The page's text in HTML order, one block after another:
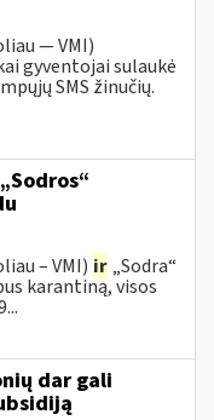
— VMI)
gyventojai sulaukė
SMS žinučių.
„Sodros“
– VMI) ir„Sodra“
karantiną, visos
dar gali